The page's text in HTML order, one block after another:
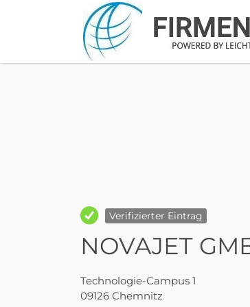
Suchen
nach:
Verifizierter Eintrag
NOVAJET
Technologie-Campus 1
09126 Chemnitz